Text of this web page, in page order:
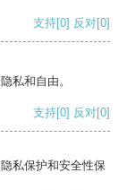
支持[0] 反对[0]
私和自由。
支持[0] 反对[0]
私保护和安全性保